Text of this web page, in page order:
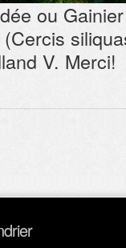
ou
V. Merci!